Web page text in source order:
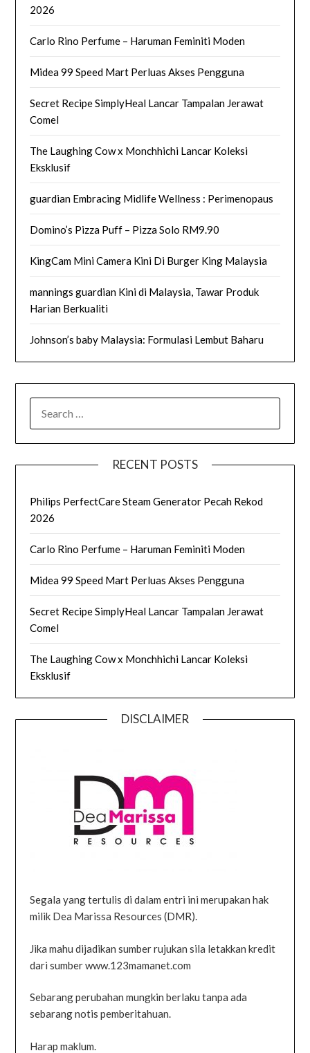
2026
Carlo Rino Perfume – Haruman Feminiti Moden
Midea 99 Speed Mart Perluas Akses Pengguna
Secret Recipe SimplyHeal Lancar Tampalan Jerawat
Comel
The Laughing Cow x Monchhichi Lancar Koleksi
Eksklusif
guardian Embracing Midlife Wellness : Perimenopaus
Domino’s Pizza Puff – Pizza Solo RM9.90
KingCam Mini Camera Kini Di Burger King Malaysia
mannings guardian Kini di Malaysia, Tawar Produk
Harian Berkualiti
Johnson’s baby Malaysia: Formulasi Lembut Baharu
FOR:
RECENT POSTS
Philips PerfectCare Steam Generator Pecah Rekod
2026
Carlo Rino Perfume – Haruman Feminiti Moden
Midea 99 Speed Mart Perluas Akses Pengguna
Secret Recipe SimplyHeal Lancar Tampalan Jerawat
Comel
The Laughing Cow x Monchhichi Lancar Koleksi
Eksklusif
DISCLAIMER
Segala yang tertulis di dalam entri ini merupakan hak
milik Dea Marissa Resources (DMR).
Jika mahu dijadikan sumber rujukan sila letakkan kredit
dari sumber www.123mamanet.com
Sebarang perubahan mungkin berlaku tanpa ada
sebarang notis pemberitahuan.
Harap maklum.